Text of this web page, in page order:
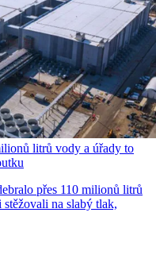
litrů vody a úřady to
přes 110 milionů litrů
na slabý tlak,